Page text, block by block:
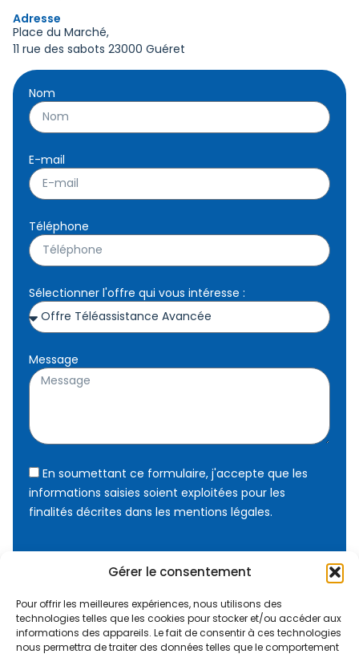
Gérer le consentement
Pour offrir les meilleures expériences, nous utilisons des
technologies telles que les cookies pour stocker et/ou accéder aux
informations des appareils. Le fait de consentir à ces technologies
nous permettra de traiter des données telles que le comportement
Adresse
Place du Marché,
11 rue des sabots 23000 Guéret
Nom
E-mail
Téléphone
Sélectionner l'offre qui vous intéresse :
Message
En soumettant ce formulaire, j'accepte que les
informations saisies soient exploitées pour les
finalités décrites dans les mentions légales.
ENVOYER